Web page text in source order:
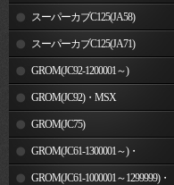
スーパーカブC125(JA58)
スーパーカブC125(JA71)
GROM(JC92-1200001～)
GROM(JC92)・MSX
GROM(MLHJC92)
GROM(JC75)
GROM(JC61-1300001～)・
MSX125SF
GROM(JC61-1000001～1299999)・